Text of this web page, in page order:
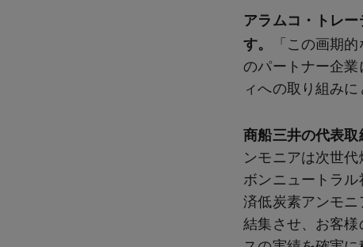
アラムコ・トレ
す。
「この画期
のパートナー企
ィへの取り組み
商船三井の代表取
ンモニアは次世
ボンニュートラ
済低炭素アンモ
結集させ、お客